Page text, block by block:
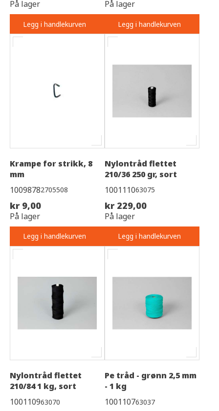
På lager
Legg i handlekurven
På lager
Legg i handlekurven
Krampe for strikk, 8
mm
10098782705508
kr 9,00
På lager
Legg i handlekurven
Nylontråd flettet
210/36 250 gr, sort
100111063075
kr 229,00
På lager
Legg i handlekurven
Nylontråd flettet
210/84 1 kg, sort
100110963070
Pe tråd - grønn 2,5 mm
- 1 kg
100110763037